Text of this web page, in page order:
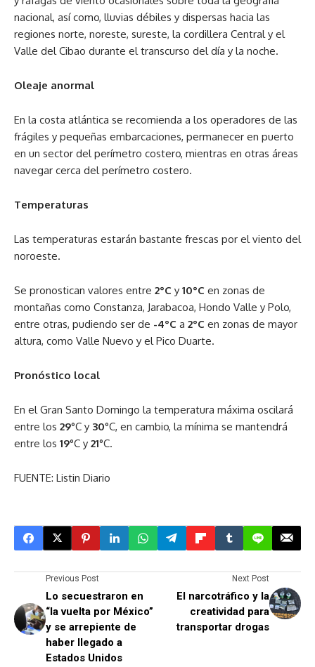
nacional, así como, lluvias débiles y dispersas hacia las
regiones norte, noreste, sureste, la cordillera Central y el
Valle del Cibao durante el transcurso del día y la noche.
Oleaje anormal
En la costa atlántica se recomienda a los operadores de las
frágiles y pequeñas embarcaciones, permanecer en puerto
en un sector del perímetro costero, mientras en otras áreas
navegar cerca del perímetro costero.
Temperaturas
Las temperaturas estarán bastante frescas por el viento del
noroeste.
Se pronostican valores entre 2°C y 10°C en zonas de
montañas como Constanza, Jarabacoa, Hondo Valle y Polo,
entre otras, pudiendo ser de -4°C a 2°C en zonas de mayor
altura, como Valle Nuevo y el Pico Duarte.
Pronóstico local
En el Gran Santo Domingo la temperatura máxima oscilará
entre los 29°C y 30°C, en cambio, la mínima se mantendrá
entre los 19°C y 21°C.
FUENTE: Listin Diario
Previous Post
Lo secuestraron en
“la vuelta por México”
y se arrepiente de
haber llegado a
Estados Unidos
Next Post
El narcotráfico y la
creatividad para
transportar drogas